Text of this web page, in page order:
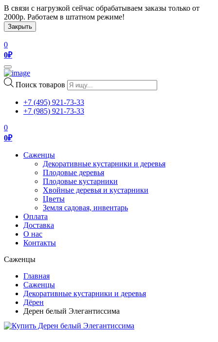
В связи с нагрузкой сейчас обрабатываем заказы только от
2000р. Работаем в штатном режиме!
Закрыть
0
0₽
Toggle
navigation
Поиск товаров
+7 (495) 921-73-33
+7 (985) 921-73-33
0
0₽
Саженцы
Декоративные кустарники и деревья
Плодовые деревья
Плодовые кустарники
Хвойные деревья и кустарники
Цветы
Земля садовая, инвентарь
Оплата
Доставка
О нас
Контакты
Саженцы
Главная
Саженцы
Декоративные кустарники и деревья
Дёрен
Дерен белый Элегантиссима